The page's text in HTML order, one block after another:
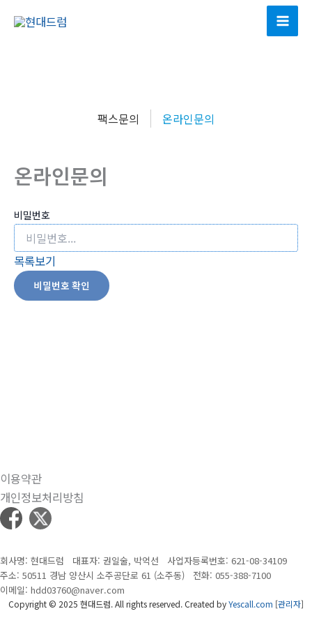
팩스문의 온라인문의
온라인문의
비밀번호
목록보기
비밀번호 확인
이용약관
개인정보처리방침
회사명: 현대드럼 대표자: 권일술, 박억선 사업자등록번호: 621-08-34109
주소: 50511 경남 양산시 소주공단로 61 (소주동) 전화: 055-388-7100
이메일: hdd03760@naver.com
Copyright © 2025 현대드럼. All rights reserved.Created byYescall.com [관리자]